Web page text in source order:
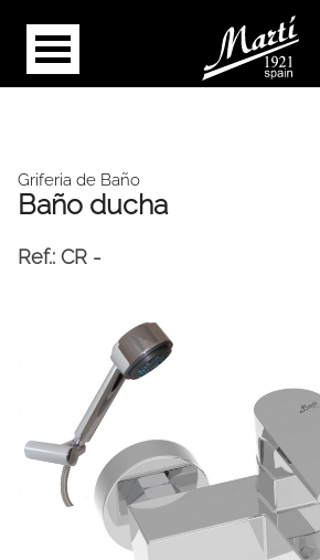
Griferia de Baño
Baño ducha
Ref.: CR -